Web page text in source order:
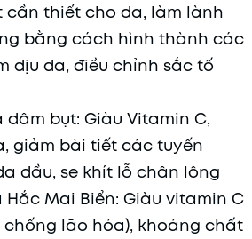
cần thiết cho da, làm lành
bằng cách hình thành các
dịu da, điều chỉnh sắc tố
bụt: Giàu Vitamin C,
giảm bài tiết các tuyến
dầu, se khít lỗ chân lông
Mai Biển: Giàu vitamin C
chống lão hóa), khoáng chất